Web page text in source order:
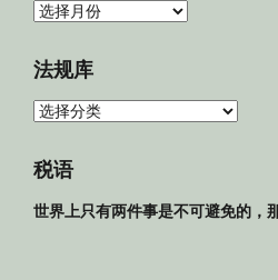
归
法规库
法
库
税语
世界上只有两件事是不可避免的，